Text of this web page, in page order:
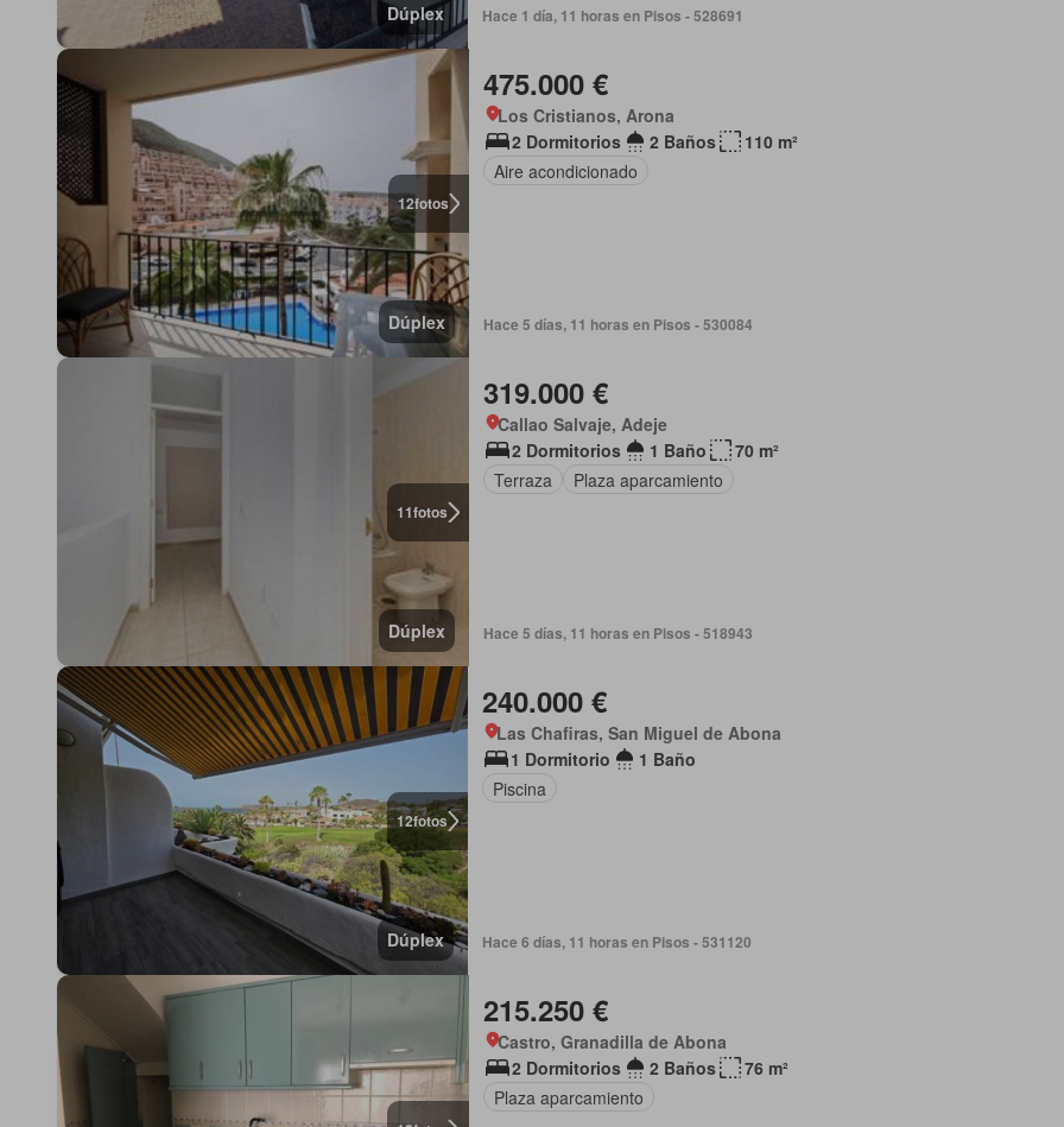
Dúplex Hace 1 día, 11 horas en Pisos - 528691
12fotos
Dúplex
475.000 €
Los Cristianos, Arona
2 Dormitorios
2 Baños
110 m²
Aire acondicionado
Hace 5 días, 11 horas en Pisos - 530084
11fotos
Dúplex
319.000 €
Callao Salvaje, Adeje
2 Dormitorios
1 Baño
70 m²
Terraza
Plaza aparcamiento
Hace 5 días, 11 horas en Pisos - 518943
12fotos
Dúplex
240.000 €
Las Chafiras, San Miguel de Abona
1 Dormitorio
1 Baño
Piscina
Hace 6 días, 11 horas en Pisos - 531120
215.250 €
Castro, Granadilla de Abona
2 Dormitorios
2 Baños
76 m²
Plaza aparcamiento